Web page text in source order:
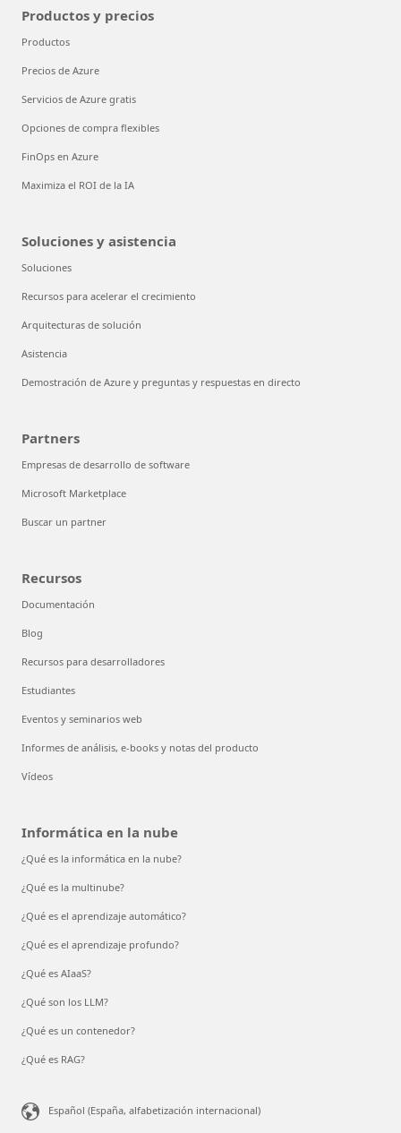
Productos y precios
Productos
Precios de Azure
Servicios de Azure gratis
Opciones de compra flexibles
FinOps en Azure
Maximiza el ROI de la IA
Soluciones y asistencia
Soluciones
Recursos para acelerar el crecimiento
Arquitecturas de solución
Asistencia
Demostración de Azure y preguntas y respuestas en directo
Partners
Empresas de desarrollo de software
Microsoft Marketplace
Buscar un partner
Recursos
Documentación
Blog
Recursos para desarrolladores
Estudiantes
Eventos y seminarios web
Informes de análisis, e-books y notas del producto
Vídeos
Informática en la nube
¿Qué es la informática en la nube?
¿Qué es la multinube?
¿Qué es el aprendizaje automático?
¿Qué es el aprendizaje profundo?
¿Qué es AIaaS?
¿Qué son los LLM?
¿Qué es un contenedor?
¿Qué es RAG?
Español (España, alfabetización internacional)